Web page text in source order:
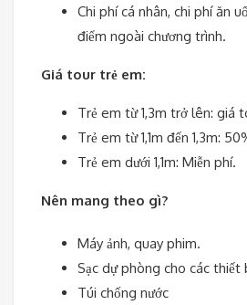
Chi phí cá nhân, chi phí ăn
điểm ngoài chương trình.
Giá tour trẻ em:
Trẻ em từ 1,3m trở lên: giá
Trẻ em từ 1,1m đến 1,3m:
Trẻ em dưới 1,1m: Miễn phí.
Nên mang theo gì?
Máy ảnh, quay phim.
Sạc dự phòng cho các thiết
Túi chống nước